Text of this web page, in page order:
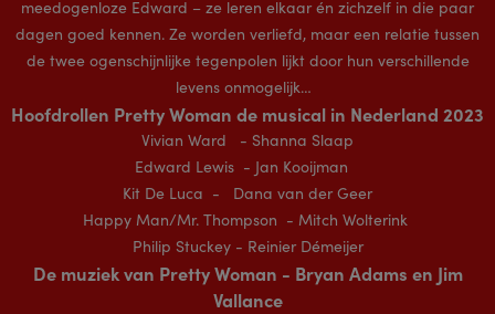
meedogenloze Edward – ze leren elkaar én zichzelf in die paar
dagen goed kennen. Ze worden verliefd, maar een relatie tussen
de twee ogenschijnlijke tegenpolen lijkt door hun verschillende
levens onmogelijk…
Hoofdrollen Pretty Woman de musical in Nederland 2023
Vivian Ward - Shanna Slaap
Edward Lewis - Jan Kooijman
Kit De Luca - Dana van der Geer
Happy Man/Mr. Thompson - Mitch Wolterink
Philip Stuckey - Reinier Démeijer
De muziek van Pretty Woman - Bryan Adams en Jim
Vallance